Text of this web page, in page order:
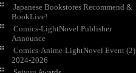
Japanese Bookstores Recommend &
BookLive!
Comics-LightNovel Publisher
Announce
Comics-Anime-LightNovel Event (2)
2024-2026